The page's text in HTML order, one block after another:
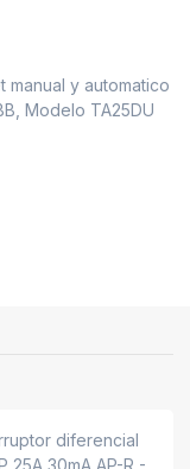
manual y automatico
Modelo TA25DU